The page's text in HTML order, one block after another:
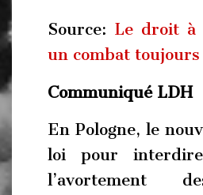
Source: Le droit à
un combat toujours
Communiqué LDH
En Pologne, le
loi pour
l’avortement